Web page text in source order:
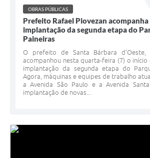
OBRAS PÚBLICAS
Prefeito Rafael Piovezan
implantação da segunda etapa do
Paineiras
O prefeito de Santa Bárbara d’Oeste,
acompanhou nesta quarta-feira (7) o início
implantação da segunda etapa do
Agora, máquinas e equipes de trabalho
a Avenida São Paulo e a Avenida
implantação de novas...